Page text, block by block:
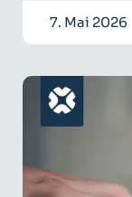
7. Mai 2026